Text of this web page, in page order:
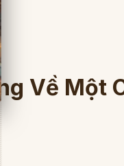
Về Một